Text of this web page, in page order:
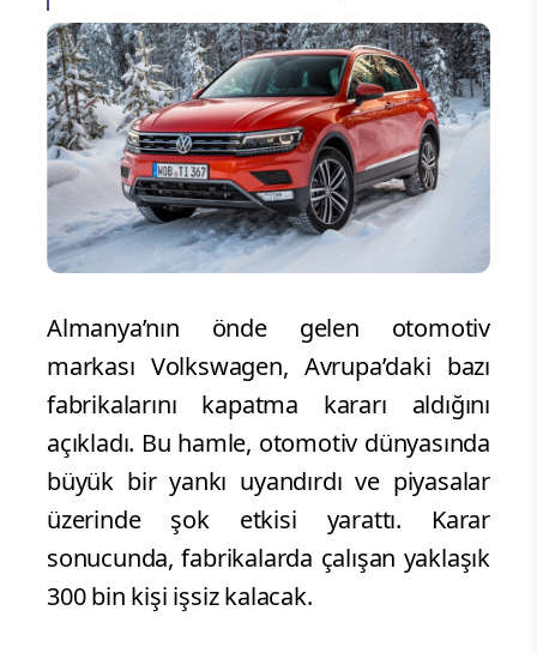
Almanya’nın önde gelen otomotiv
markası Volkswagen, Avrupa’daki bazı
fabrikalarını kapatma kararı aldığını
açıkladı. Bu hamle, otomotiv dünyasında
büyük bir yankı uyandırdı ve piyasalar
üzerinde şok etkisi yarattı. Karar
sonucunda, fabrikalarda çalışan yaklaşık
300 bin kişi işsiz kalacak.